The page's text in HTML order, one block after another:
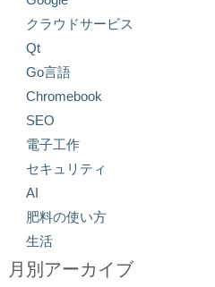
クラウドサービス
Qt
Go言語
Chromebook
SEO
電子工作
セキュリティ
AI
肥料の使い方
生活
月別アーカイブ